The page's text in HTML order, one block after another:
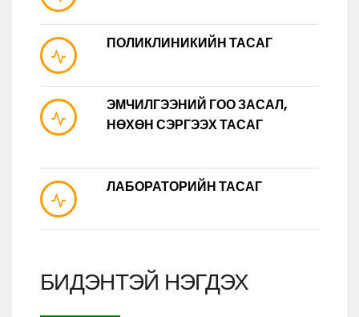
ПОЛИКЛИНИКИЙН ТАСАГ
ЭМЧИЛГЭЭНИЙ ГОО ЗАСАЛ,
НӨХӨН СЭРГЭЭХ ТАСАГ
ЛАБОРАТОРИЙН ТАСАГ
БИДЭНТЭЙ НЭГДЭХ